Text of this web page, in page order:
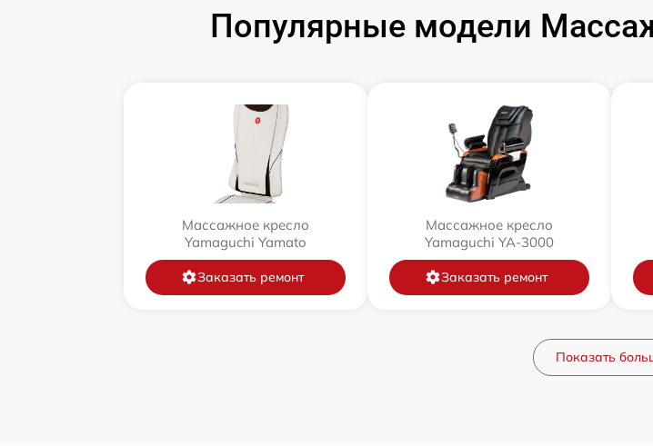
Популярные модели
Массажное кресло
Yamaguchi Yamato
Заказать ремонт
Массажное кресло
Yamaguchi YA-3000
Заказать ремонт
Показать